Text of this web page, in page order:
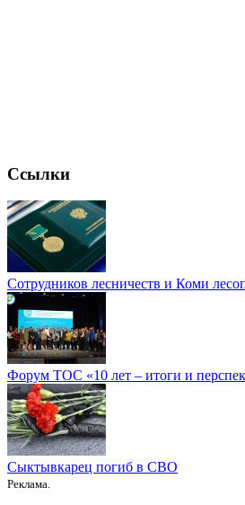
Ссылки
Сотрудников лесничеств и Коми
Форум ТОС «10 лет – итоги и
Сыктывкарец погиб в СВО
Реклама.